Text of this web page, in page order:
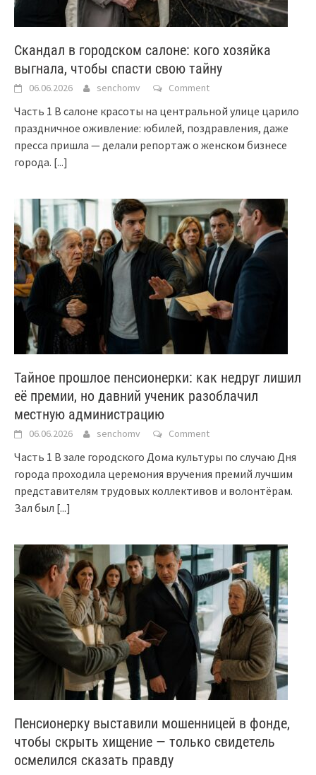
Скандал в городском салоне: кого хозяйка
выгнала, чтобы спасти свою тайну
06.06.2026 senchomv Comment
Часть 1 В салоне красоты на центральной улице царило
праздничное оживление: юбилей, поздравления, даже
пресса пришла — делали репортаж о женском бизнесе
города. [...]
Тайное прошлое пенсионерки: как недруг лишил
её премии, но давний ученик разоблачил
местную администрацию
06.06.2026 senchomv Comment
Часть 1 В зале городского Дома культуры по случаю Дня
города проходила церемония вручения премий лучшим
представителям трудовых коллективов и волонтёрам.
Зал был [...]
Пенсионерку выставили мошенницей в фонде,
чтобы скрыть хищение — только свидетель
осмелился сказать правду